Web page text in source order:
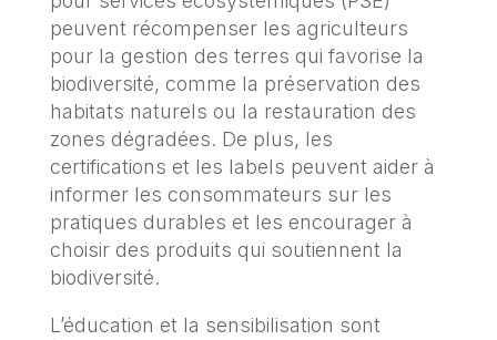
peuvent récompenser les agriculteurs
pour la gestion des terres qui favorise la
biodiversité, comme la préservation des
habitats naturels ou la restauration des
zones dégradées. De plus, les
certifications et les labels peuvent aider à
informer les consommateurs sur les
pratiques durables et les encourager à
choisir des produits qui soutiennent la
biodiversité.
L’éducation et la sensibilisation sont